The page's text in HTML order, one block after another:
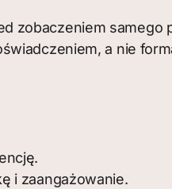
zobaczeniem samego
a nie
i zaangażowanie.